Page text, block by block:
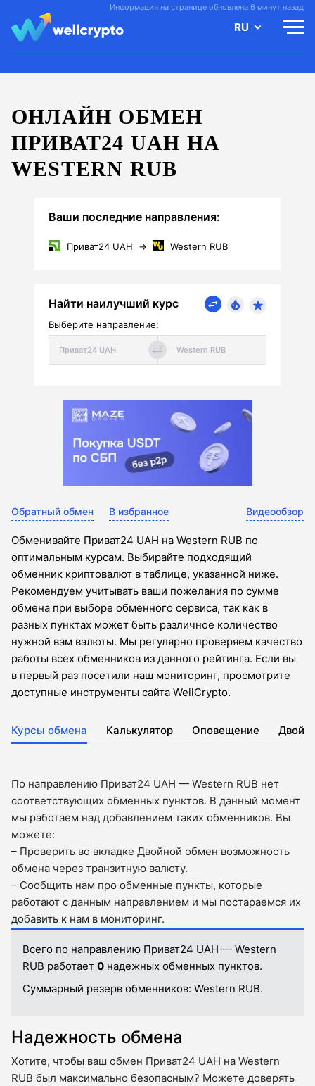
Информация на странице обновлена 6 минут назад
RU
ОНЛАЙН ОБМЕН
ПРИВАТ24 UAH НА
WESTERN RUB
Ваши последние направления:
Приват24 UAH → Western RUB
Найти наилучший курс
Выберите направление:
Обратный обмен В избранное Видеообзор
Обменивайте Приват24 UAH на Western RUB по
оптимальным курсам. Выбирайте подходящий
обменник криптовалют в таблице, указанной ниже.
Рекомендуем учитывать ваши пожелания по сумме
обмена при выборе обменного сервиса, так как в
разных пунктах может быть различное количество
нужной вам валюты. Мы регулярно проверяем качество
работы всех обменников из данного рейтинга. Если вы
в первый раз посетили наш мониторинг, просмотрите
доступные инструменты сайта WellCrypto.
Курсы обмена Калькулятор Оповещение
По направлению Приват24 UAH — Western RUB нет
соответствующих обменных пунктов. В данный момент
мы работаем над добавлением таких обменников. Вы
можете:
– Проверить во вкладкe Двойной обмен возможность
обмена через транзитную валюту.
– Сообщить нам про обменные пункты, которые
работают с данным направлением и мы постараемся их
добавить к нам в мониторинг.
Всего по направлению Приват24 UAH — Western
RUB работает 0 надежных обменных пунктов.
Суммарный резерв обменников: Western RUB.
Надежность обмена
Хотите, чтобы ваш обмен Приват24 UAH на Western
RUB был максимально безопасным? Можете доверять